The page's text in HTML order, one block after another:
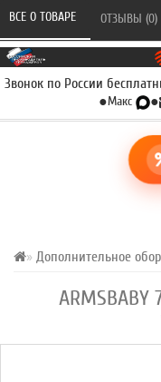
Звонок по России
●Макс ●
Дополнительное
ВСЕ О ТОВАРЕ ОТЗЫВЫ (0)